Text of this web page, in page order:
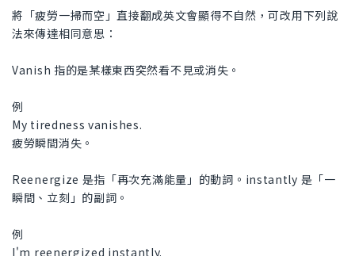
將「疲勞一掃而空」直接翻成英文會顯得不自然，可改用下列說
法來傳達相同意思：
Vanish 指的是某樣東西突然看不見或消失。
例
My tiredness vanishes.
疲勞瞬間消失。
Reenergize 是指「再次充滿能量」的動詞。instantly 是「一
瞬間、立刻」的副詞。
例
I'm reenergized instantly.